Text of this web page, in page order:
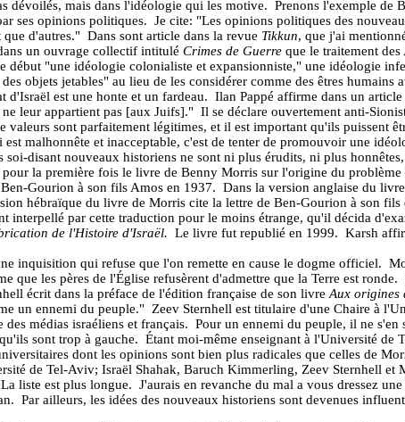
dévoilés, mais dans l'idéologie qui les motive. Prenons l'exemple de
ses opinions politiques. Je cite: "Les opinions politiques des
que d'autres." Dans sont article dans la revue Tikkun, que j'ai
un ouvrage collectif intitulé Crimes de Guerre que le traitement
début "une idéologie colonialiste et expansionniste," une idéologie
objets jetables" au lieu de les considérer comme des êtres humains
d'Israël est une honte et un fardeau. Ilan Pappé affirme dans un
leur appartient pas [aux Juifs]." Il se déclare ouvertement anti-
valeurs sont parfaitement légitimes, et il est important qu'ils puissent
est malhonnête et inacceptable, c'est de tenter de promouvoir une
soi-disant nouveaux historiens ne sont ni plus érudits, ni plus
la première fois le livre de Benny Morris sur l'origine du
Gourion à son fils Amos en 1937. Dans la version anglaise du
hébraïque du livre de Morris cite la lettre de Ben-Gourion à son
interpellé par cette traduction pour le moins étrange, qu'il décida
de l'Histoire d'Israël. Le livre fut republié en 1999. Karsh
inquisition qui refuse que l'on remette en cause le dogme officiel.
que les pères de l'Église refusèrent d'admettre que la Terre est ronde.
écrit dans la préface de l'édition française de son livre Aux origines
un ennemi du peuple." Zeev Sternhell est titulaire d'une Chaire à
médias israéliens et français. Pour un ennemi du peuple, il ne s'en
sont trop à gauche. Étant moi-même enseignant à l'Université
dont les opinions sont bien plus radicales que celles de
de Tel-Aviv; Israël Shahak, Baruch Kimmerling, Zeev Sternhell et
La liste est plus longue. J'aurais en revanche du mal a vous dressez
Par ailleurs, les idées des nouveaux historiens sont devenues